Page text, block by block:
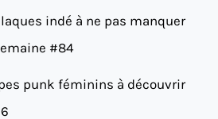
indé à ne pas manquer
#84
punk féminins à découvrir